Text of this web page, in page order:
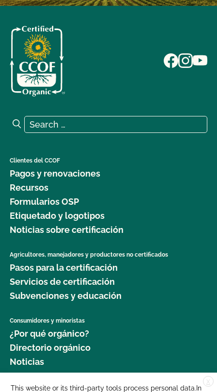
Search for:
Search
Clientes del CCOF
Pagos y renovaciones
Recursos
Formularios OSP
Etiquetado y logotipos
Noticias sobre certificación
Agricultores, manejadores y productores no certificados
Pasos para la certificación
Servicios de certificación
Subvenciones y educación
Consumidores y minoristas
¿Por qué orgánico?
Directorio orgánico
Noticias
Donar X
This website or its third-party tools process personal data.In